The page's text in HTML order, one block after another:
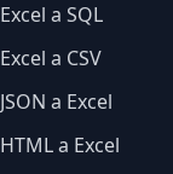
Excel a SQL
Excel a CSV
JSON a Excel
HTML a Excel